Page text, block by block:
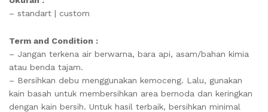
– standart | custom
Term and Condition :
– Jangan terkena air berwarna, bara api, asam/bahan kimia
atau benda tajam.
– Bersihkan debu menggunakan kemoceng. Lalu, gunakan
kain basah untuk membersihkan area bernoda dan keringkan
dengan kain bersih. Untuk hasil terbaik, bersihkan minimal